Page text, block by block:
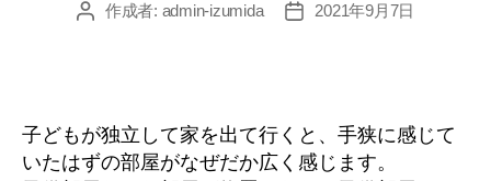
投 作成者: admin-izumida
投
2021年9月7日
子どもが独立して家を出て行くと、手狭に感じて
いたはずの部屋がなぜだか広く感じます。